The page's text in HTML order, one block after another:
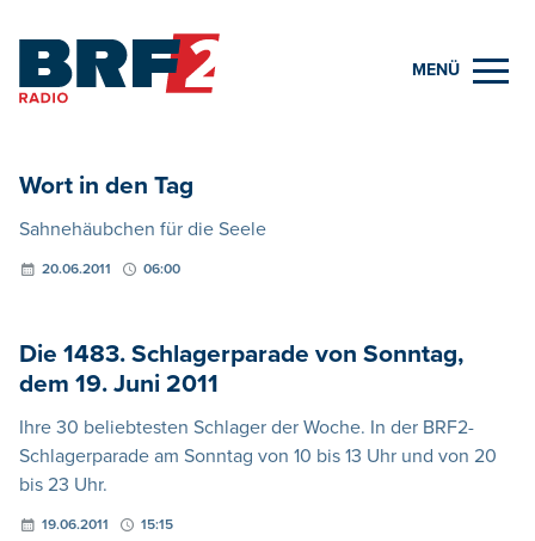
MENÜ
Wort in den Tag
Sahnehäubchen für die Seele
20.06.2011 06:00
Die 1483. Schlagerparade von Sonntag,
dem 19. Juni 2011
Ihre 30 beliebtesten Schlager der Woche. In der BRF2-
Schlagerparade am Sonntag von 10 bis 13 Uhr und von 20
bis 23 Uhr.
19.06.2011 15:15